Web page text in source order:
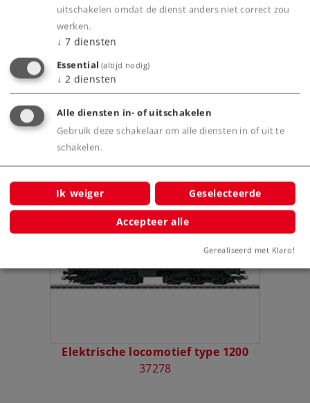
Product
Productinfo
Bijbehorende producten
Elektrische locomotief type 1200
37278
uitschakelen omdat de dienst anders niet correct zou
werken.
↓ 7 diensten
Essential (altijd nodig)
↓ 2 diensten
Alle diensten in- of uitschakelen
Gebruik deze schakelaar om alle diensten in of uit te
schakelen.
Ik weiger Geselecteerde
Accepteer alle
Gerealiseerd met Klaro!